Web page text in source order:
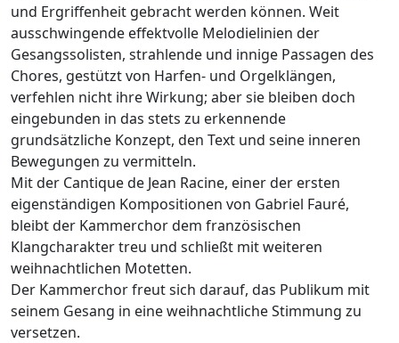
und Ergriffenheit gebracht werden können. Weit
ausschwingende effektvolle Melodielinien der
Gesangssolisten, strahlende und innige Passagen des
Chores, gestützt von Harfen- und Orgelklängen,
verfehlen nicht ihre Wirkung; aber sie bleiben doch
eingebunden in das stets zu erkennende
grundsätzliche Konzept, den Text und seine inneren
Bewegungen zu vermitteln.
Mit der Cantique de Jean Racine, einer der ersten
eigenständigen Kompositionen von Gabriel Fauré,
bleibt der Kammerchor dem französischen
Klangcharakter treu und schließt mit weiteren
weihnachtlichen Motetten.
Der Kammerchor freut sich darauf, das Publikum mit
seinem Gesang in eine weihnachtliche Stimmung zu
versetzen.